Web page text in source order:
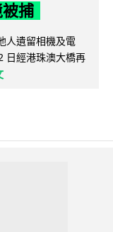
捕
人遺留相機及電
日經港珠澳大橋再